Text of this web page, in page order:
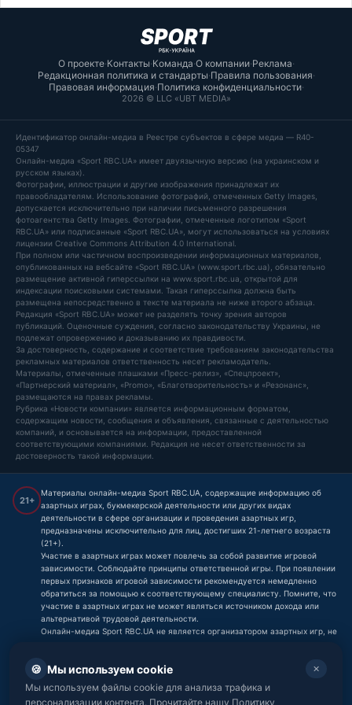
О проекте·Контакты·Команда·О компании·Реклама·
Редакционная политика и стандарты·Правила пользования·
Правовая информация·Политика конфиденциальности·
2026 © LLC «UBT MEDIA»
Идентификатор онлайн-медиа в Реестре субъектов в сфере медиа — R40-
05347
Онлайн-медиа «Sport RBC.UA» имеет двуязычную версию (на украинском и
русском языках).
Фотографии, иллюстрации и другие изображения принадлежат их
правообладателям. Использование фотографий, отмеченных Getty Images,
допускается исключительно при наличии письменного разрешения
фотоагентства Getty Images. Фотографии, отмеченные логотипом «Sport
RBC.UA» или подписанные «Sport RBC.UA», могут использоваться на условиях
лицензии Creative Commons Attribution 4.0 International.
При полном или частичном воспроизведении информационных материалов,
опубликованных на вебсайте «Sport RBC.UA» (www.sport.rbc.ua), обязательно
размещение активной гиперссылки на www.sport.rbc.ua, открытой для
индексации поисковыми системами. Такая гиперссылка должна быть
размещена непосредственно в тексте материала не ниже второго абзаца.
Редакция «Sport RBC.UA» может не разделять точку зрения авторов
публикаций. Оценочные суждения, согласно законодательству Украины, не
подлежат опровержению и доказыванию их правдивости.
За достоверность, содержание и соответствие требованиям законодательства
рекламных материалов ответственность несет рекламодатель.
Материалы, отмеченные плашками «Пресс-релиз», «Спецпроект»,
«Партнерский материал», «Promo», «Благотворительность» и «Резонанс»,
размещаются на правах рекламы.
Рубрика «Новости компании» является информационным форматом,
содержащим новости, сообщения и объявления, связанные с деятельностью
компаний, и основывается на информации, предоставленной
соответствующими компаниями. Редакция не несет ответственности за
достоверность такой информации.
21+
Материалы онлайн-медиа Sport RBC.UA, содержащие информацию об
азартных играх, букмекерской деятельности или других видах
деятельности в сфере организации и проведения азартных игр,
предназначены исключительно для лиц, достигших 21-летнего возраста
(21+).
Участие в азартных играх может повлечь за собой развитие игровой
зависимости. Соблюдайте принципы ответственной игры. При появлении
первых признаков игровой зависимости рекомендуется немедленно
обратиться за помощью к соответствующему специалисту. Помните, что
участие в азартных играх не может являться источником дохода или
альтернативой трудовой деятельности.
Онлайн-медиа Sport RBC.UA не является организатором азартных игр, не
букмекерской деятельностью или тотализаторами. Любые материалы,
связанных сервисах, носят исключительно информационный характер и
🍪 Мы используем cookie ✕
Мы используем файлы cookie для анализа трафика и
персонализации контента. Прочитайте нашу Политику